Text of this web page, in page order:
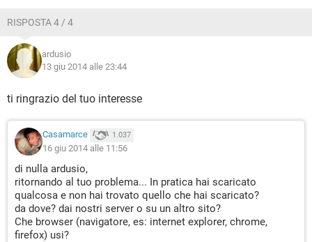
RISPOSTA 4 / 4
ardusio
13 giu 2014 alle 23:44
ti ringrazio del tuo interesse
Casamarce 1.037
16 giu 2014 alle 11:56
di nulla ardusio,
ritornando al tuo problema... In pratica hai scaricato
qualcosa e non hai trovato quello che hai scaricato?
da dove? dai nostri server o su un altro sito?
Che browser (navigatore, es: internet explorer, chrome,
firefox) usi?